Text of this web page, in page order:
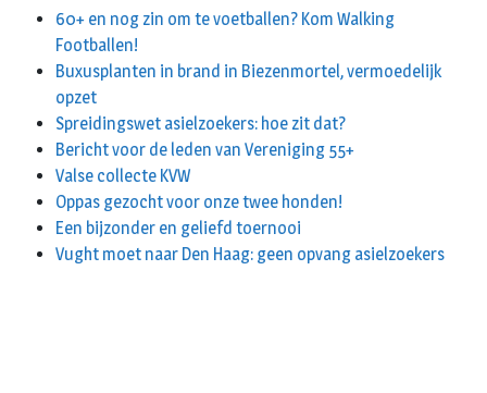
60+ en nog zin om te voetballen? Kom Walking
Footballen!
Buxusplanten in brand in Biezenmortel, vermoedelijk
opzet
Spreidingswet asielzoekers: hoe zit dat?
Bericht voor de leden van Vereniging 55+
Valse collecte KVW
Oppas gezocht voor onze twee honden!
Een bijzonder en geliefd toernooi
Vught moet naar Den Haag: geen opvang asielzoekers